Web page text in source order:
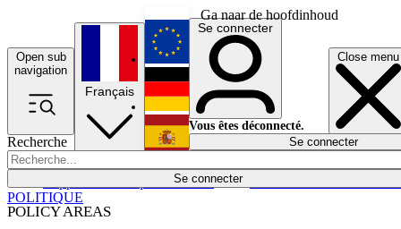
Ga naar de hoofdinhoud
Open sub
navigation
Close menu
Recherche
Se connecter
POLICY AREAS
Économie
Français
English
Deutsch
Español
Se connecter
Vous êtes déconnecté.
Se connecter
POLITIQUE